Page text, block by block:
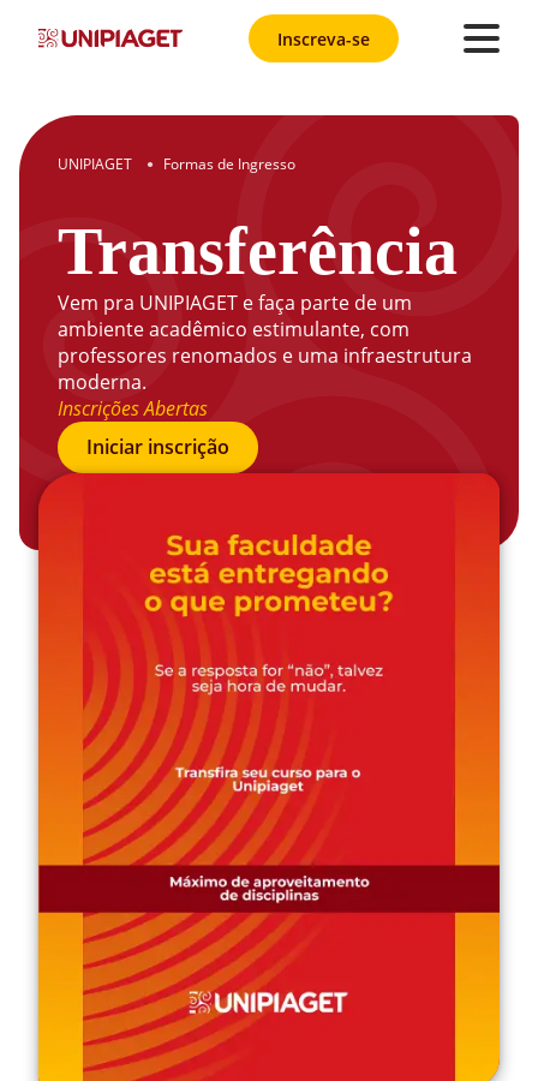
Inscreva-se
UNIPIAGET ● Formas de Ingresso
Transferência
Vem pra UNIPIAGET e faça parte de um
ambiente acadêmico estimulante, com
professores renomados e uma infraestrutura
moderna.
Inscrições Abertas
Iniciar inscrição